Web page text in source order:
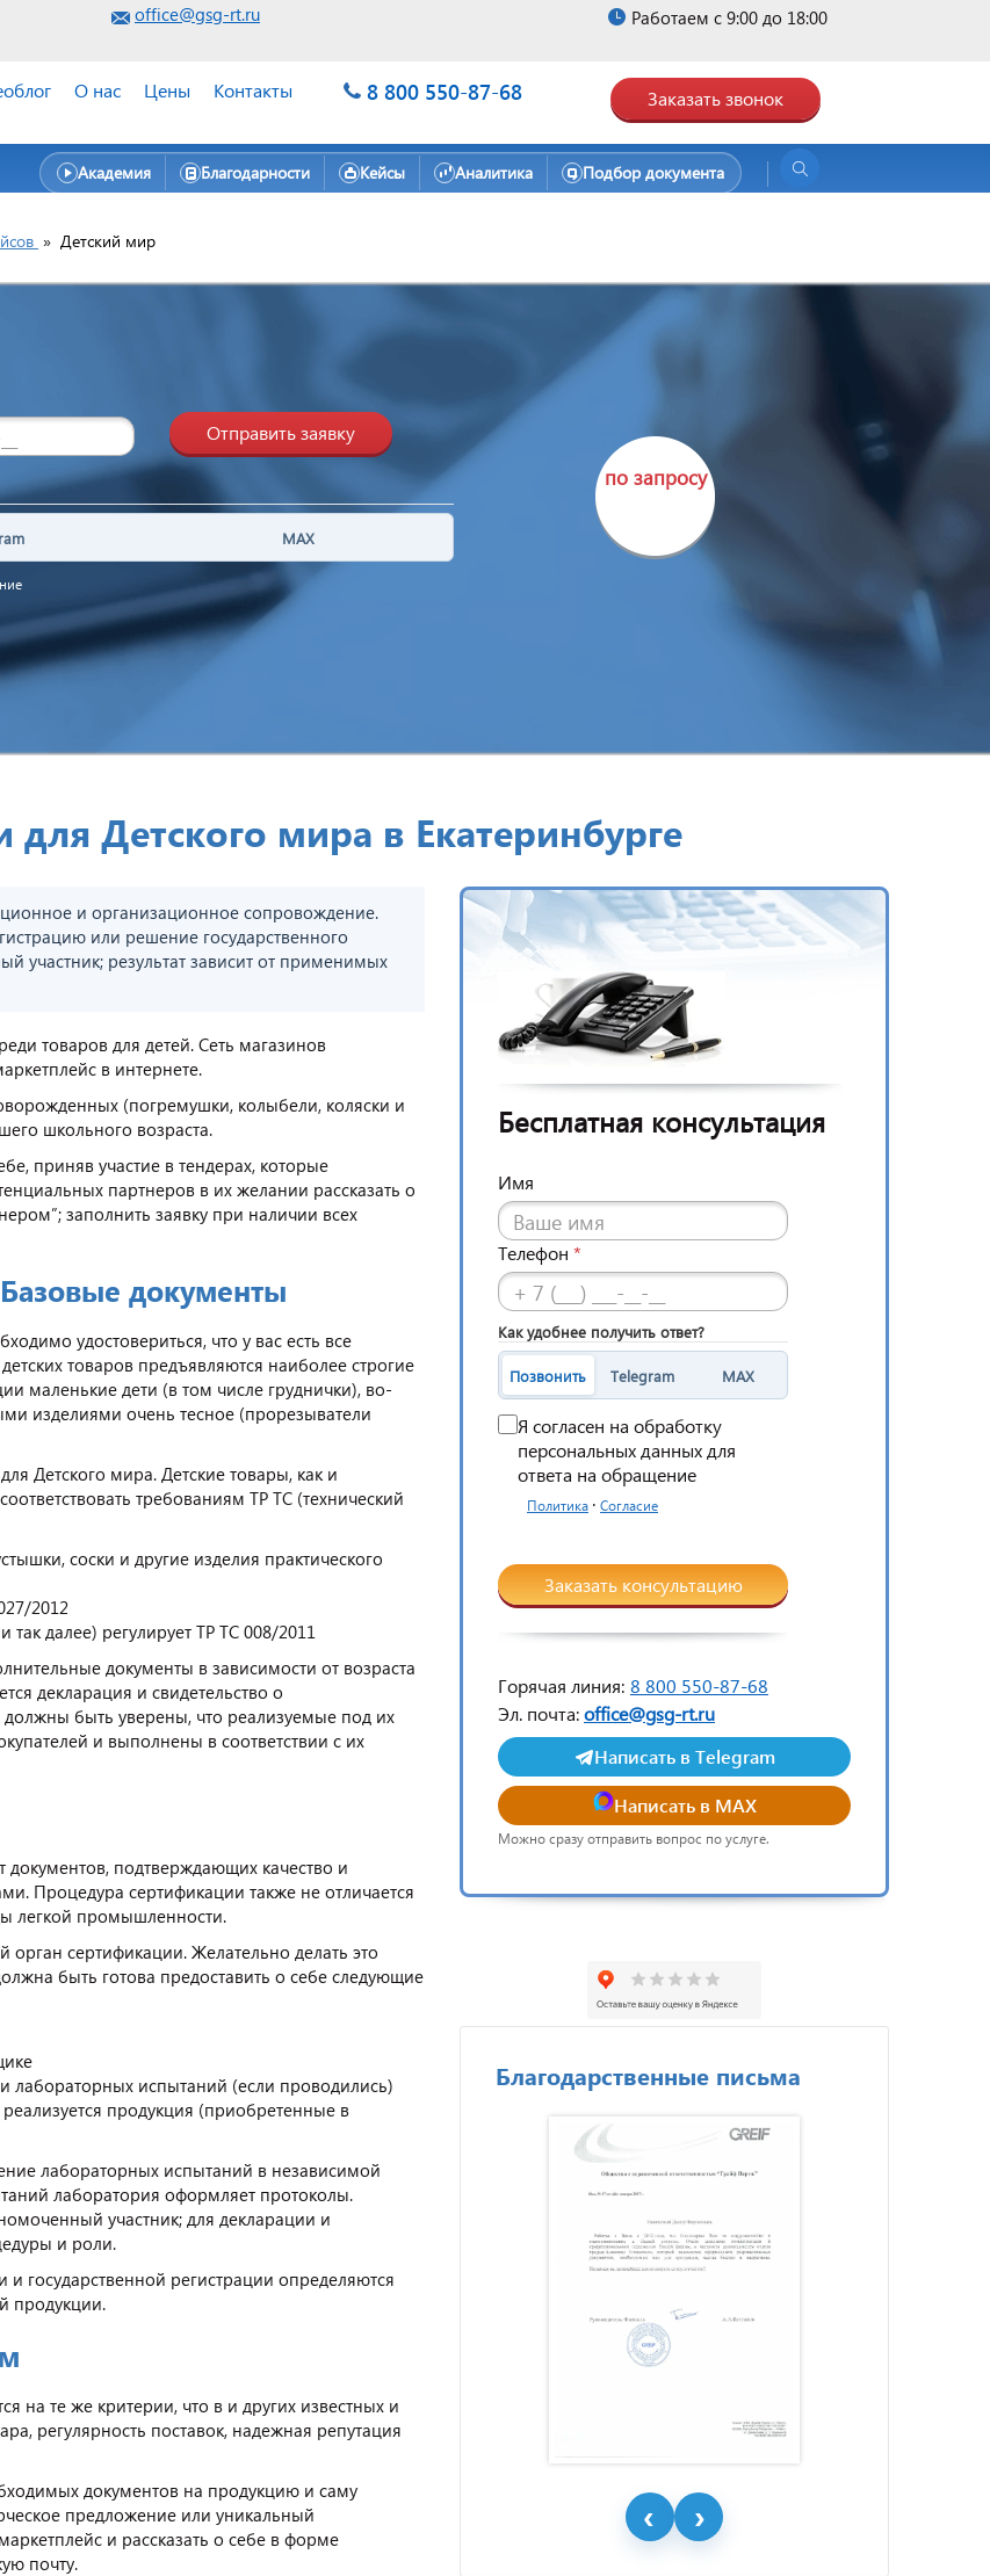
office@gsg-rt.ru Работаем с 9:00 до 18:00
О нас Цены Контакты 8 800 550-87-68 Заказать звонок
Академия Благодарности Кейсы Аналитика Подбор документа
» Детский мир
Отправить заявку
MAX
по запросу
Детского мира в Екатеринбурге
и организационное сопровождение.
или решение государственного
участник; результат зависит от применимых
товаров для детей. Сеть магазинов
в интернете.
(погремушки, колыбели, коляски и
школьного возраста.
приняв участие в тендерах, которые
партнеров в их желании рассказать о
заполнить заявку при наличии всех
документы
удостовериться, что у вас есть все
товаров предъявляются наиболее строгие
маленькие дети (в том числе груднички), во-
изделиями очень тесное (прорезыватели
Детского мира. Детские товары, как и
требованиям ТР ТС (технический
соски и другие изделия практического
2012
далее) регулирует ТР ТС 008/2011
документы в зависимости от возраста
декларация и свидетельство о
должны быть уверены, что реализуемые под их
и выполнены в соответствии с их
документов, подтверждающих качество и
Процедура сертификации также не отличается
легкой промышленности.
сертификации. Желательно делать это
быть готова предоставить о себе следующие
испытаний (если проводились)
продукция (приобретенные в
лабораторных испытаний в независимой
лаборатория оформляет протоколы.
участник; для декларации и
и роли.
государственной регистрации определяются
продукции.
на те же критерии, что в и других известных и
регулярность поставок, надежная репутация
документов на продукцию и саму
предложение или уникальный
и рассказать о себе в форме
почту.
Бесплатная консультация
Имя
Телефон *
Как удобнее получить ответ?
Позвонить Telegram MAX
Я согласен на обработку
персональных данных для
ответа на обращение
Политика · Согласие
Заказать консультацию
Горячая линия: 8 800 550-87-68
Эл. почта:office@gsg-rt.ru
Написать в Telegram
Написать в MAX
Можно сразу отправить вопрос по услуге.
Благодарственные письма